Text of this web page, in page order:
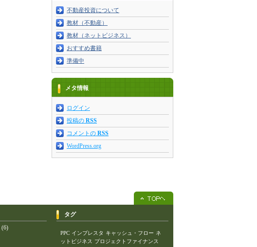
不動産投資について
教材（不動産）
教材（ネットビジネス）
おすすめ書籍
準備中
メタ情報
ログイン
投稿の RSS
コメントの RSS
WordPress.org
(6)
タグ
PPC インプレスタ キャッシュ・フロー ネ
ットビジネス
プロジェクトファイナンス